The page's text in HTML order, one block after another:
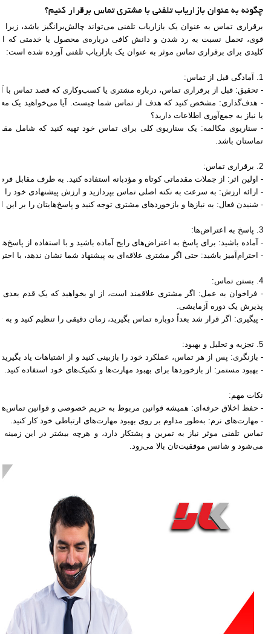
چگونه به عنوان بازاریاب تلفنی با مشتری تماس برقرار کنیم؟
برقراری تماس به عنوان یک بازاریاب تلفنی می‌تواند چالش‌برانگیز باشد، زیرا
قوی، تحمل نسبت به رد شدن و دانش کافی درباره‌ی محصول یا خدمتی که
کلیدی برای برقراری تماس موثر به عنوان یک بازاریاب تلفنی آورده شده است:
1. آمادگی قبل از تماس:
- تحقیق: قبل از برقراری تماس، درباره مشتری یا کسب‌وکاری که قصد تماس با آن
- هدف‌گذاری: مشخص کنید که هدف از تماس شما چیست. آیا می‌خواهید یک
یا نیاز به جمع‌آوری اطلاعات دارید؟
- سناریوی مکالمه: یک سناریوی کلی برای تماس خود تهیه کنید که شامل
تماستان باشد.
2. برقراری تماس:
- اولین اثر: از جملات مقدماتی کوتاه و مؤدبانه استفاده کنید. به طرف مقابل
- ارائه ارزش: به سرعت به نکته اصلی تماس بپردازید و ارزش پیشنهادی خود را
- شنیدن فعال: به نیازها و بازخوردهای مشتری توجه کنید و پاسخ‌هایتان را بر
3. پاسخ به اعتراض‌ها:
- آماده باشید: برای پاسخ به اعتراض‌های رایج آماده باشید و با استفاده از
- احترام‌آمیز باشید: حتی اگر مشتری علاقه‌ای به پیشنهاد شما نشان ندهد، با
4. بستن تماس:
- فراخوان به عمل: اگر مشتری علاقمند است، از او بخواهید که یک قدم بعدی
پذیرش یک دوره آزمایشی.
- پیگیری: اگر قرار شد بعداً دوباره تماس بگیرید، زمان دقیقی را تنظیم کنید و به
5. تجزیه و تحلیل و بهبود:
- بازنگری: پس از هر تماس، عملکرد خود را بازبینی کنید و از اشتباهات یاد
- بهبود مستمر: از بازخوردها برای بهبود مهارت‌ها و تکنیک‌های خود استفاده کنید.
نکات مهم:
- حفظ اخلاق حرفه‌ای: همیشه قوانین مربوط به حریم خصوصی و قوانین
- مهارت‌های نرم: به‌طور مداوم بر روی بهبود مهارت‌های ارتباطی خود کار کنید.
تماس تلفنی موثر نیاز به تمرین و پشتکار دارد، و هرچه بیشتر در این
می‌شود و شانس موفقیت‌تان بالا می‌رود.